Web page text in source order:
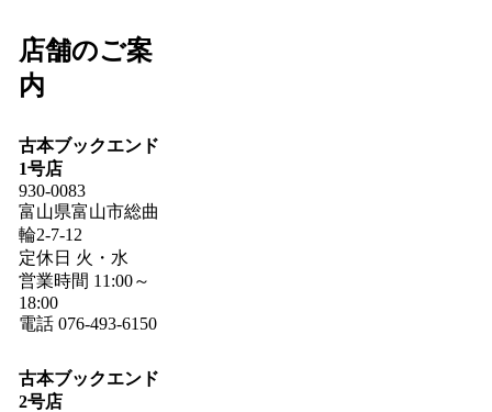
店舗のご案
内
古本ブックエンド
1号店
930-0083
富山県富山市総曲
輪2-7-12
定休日 火・水
営業時間 11:00～
18:00
電話 076-493-6150
古本ブックエンド
2号店